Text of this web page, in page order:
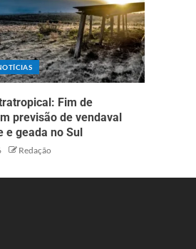
Fim de
previsão de vendaval
e geada no Sul
Redação